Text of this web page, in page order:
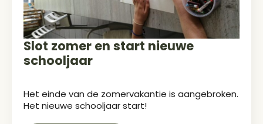
Slot zomer en start nieuwe
schooljaar
Het einde van de zomervakantie is aangebroken.
Het nieuwe schooljaar start!